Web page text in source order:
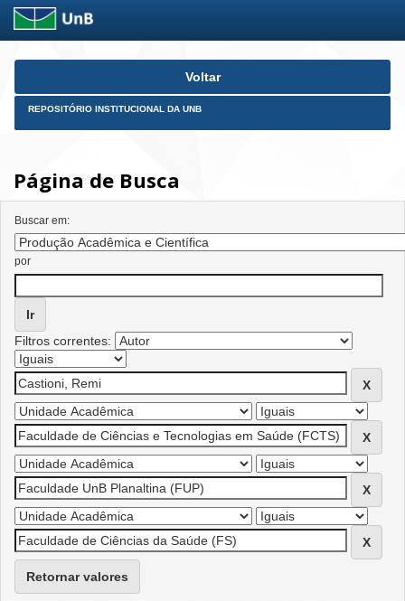
Skip
Voltar
REPOSITÓRIO INSTITUCIONAL DA UNB
Página de Busca
Buscar em:
por
Filtros correntes:
Retornar valores